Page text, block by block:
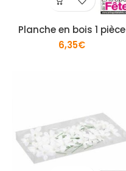
Planche en bois 1 pièce
6,35€